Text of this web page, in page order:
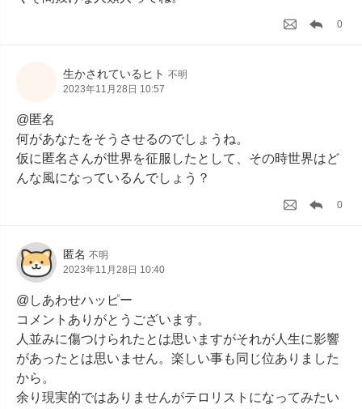
0
生かされているヒト 不明
2023年11月28日 10:57
@匿名
何があなたをそうさせるのでしょうね。
仮に匿名さんが世界を征服したとして、その時世界はど
んな風になっているんでしょう？
0
匿名 不明
2023年11月28日 10:40
@しあわせハッピー
コメントありがとうございます。
人並みに傷つけられたとは思いますがそれが人生に影響
があったとは思いません。楽しい事も同じ位ありました
から。
余り現実的ではありませんがテロリストになってみたい